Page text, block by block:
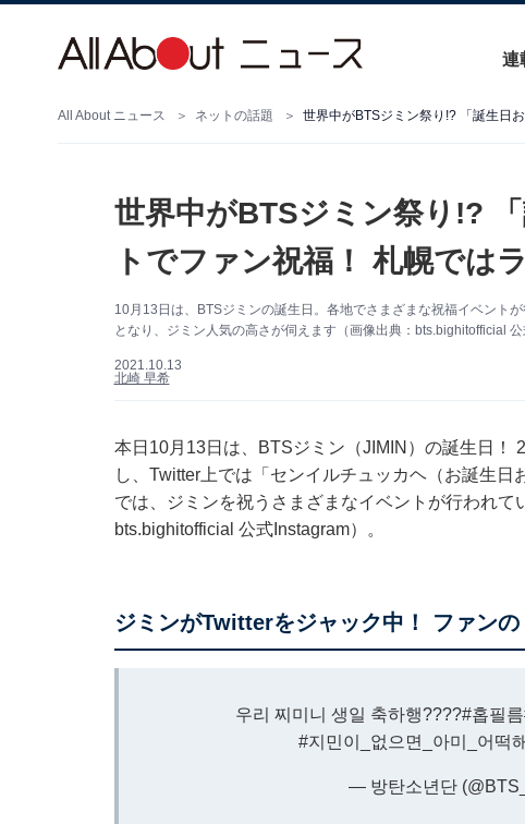
連
All About ニュース ネットの話題 世界中がBTSジミン祭り!? 「誕生日
世界中がBTSジミン祭り!?
トでファン祝福！ 札幌では
10月13日は、BTSジミンの誕生日。各地でさまざまな祝福イベント
となり、ジミン人気の高さが伺えます（画像出典：bts.bighitofficial 公
2021.10.13
北崎 早希
本日10月13日は、BTSジミン（JIMIN）の誕生日！
し、Twitter上では「センイルチュッカヘ（お誕生
では、ジミンを祝うさまざまなイベントが行われて
bts.bighitofficial 公式Instagram）。
ジミンがTwitterをジャック中！ ファン
우리 찌미니 생일 축하행????#홉필름
#지민이_없으면_아미_어떡해
— 방탄소년단